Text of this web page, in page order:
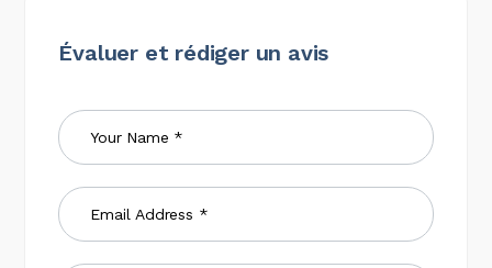
Évaluer et rédiger un avis